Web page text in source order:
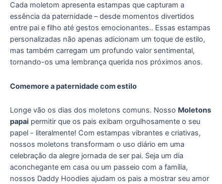
Cada moletom apresenta estampas que capturam a
essência da paternidade – desde momentos divertidos
entre pai e filho até gestos emocionantes.. Essas estampas
personalizadas não apenas adicionam um toque de estilo,
mas também carregam um profundo valor sentimental,
tornando-os uma lembrança querida nos próximos anos.
Comemore a paternidade com estilo
Longe vão os dias dos moletons comuns. Nosso Moletons
papai permitir que os pais exibam orgulhosamente o seu
papel - literalmente! Com estampas vibrantes e criativas,
nossos moletons transformam o uso diário em uma
celebração da alegre jornada de ser pai. Seja um dia
aconchegante em casa ou um passeio com a família,
nossos Daddy Hoodies ajudam os pais a mostrar seu amor